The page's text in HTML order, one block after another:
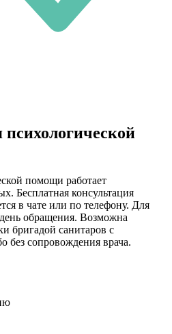
помощи работает
Бесплатная консультация
в чате или по телефону. Для
обращения. Возможна
бригадой санитаров с
без сопровождения врача.